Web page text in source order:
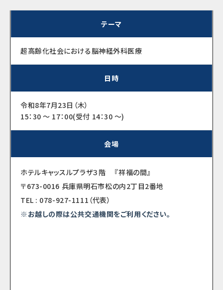
テーマ
超高齢化社会における脳神経外科医療
日時
令和8年7月23日（木）
15：30 ～ 17：00(受付 14：30 ～)
会場
ホテルキャッスルプラザ３階 『祥福の間』
〒673-0016 兵庫県明石市松の内2丁目2番地
TEL : 078-927-1111（代表）
※お越しの際は公共交通機関をご利用ください。